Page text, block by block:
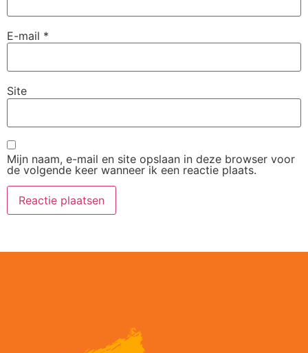
E-mail *
Site
Mijn naam, e-mail en site opslaan in deze browser voor
de volgende keer wanneer ik een reactie plaats.